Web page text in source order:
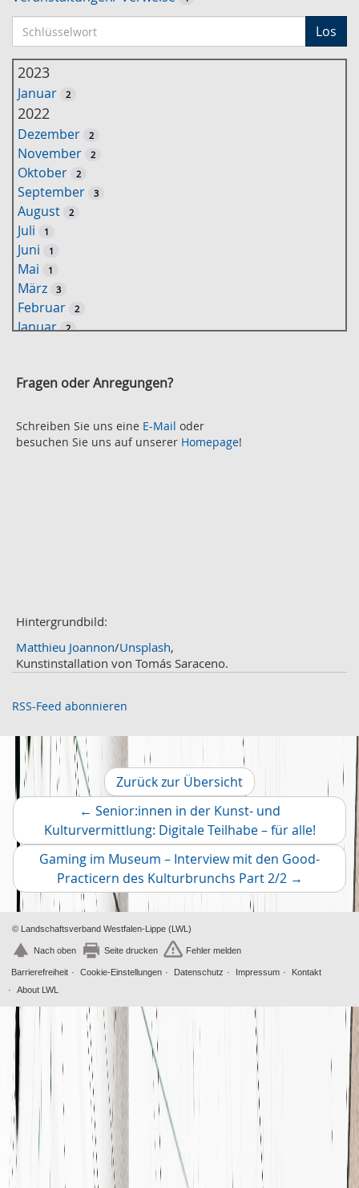
c
h
ü
w
o
r
u
c
Los
2023
Januar 2
2022
Dezember 2
November 2
Oktober 2
September 3
August 2
Juli 1
Juni 1
Mai 1
März 3
Februar 2
Januar 2
Oktober 2
August 2
Juli 2
November 2
Oktober
September 2
August
Mai 2
April 2
März 2
Februar 2
2019
Dezember 2
November 2
Oktober 4
Fragen oder Anregungen?
Schreiben Sie uns eine E-Mail oder
besuchen Sie uns auf unserer Homepage!
Hintergrundbild:
Matthieu Joannon/Unsplash,
Kunstinstallation von Tomás Saraceno.
RSS-Feed abonnieren
← Senior:innen in der Kunst- und
Kulturvermittlung: Digitale Teilhabe – für alle!
Artikel
Zurück zur Übersicht
Gaming im Museum – Interview mit den Good-
Practicern des Kulturbrunchs Part 2/2 Nächster
Artikel
→
© Landschaftsverband Westfalen-Lippe (LWL)
Nach oben Seite drucken Fehler melden
Barrierefreiheit Cookie-Einstellungen Datenschutz Impressum
Kontakt
About LWL